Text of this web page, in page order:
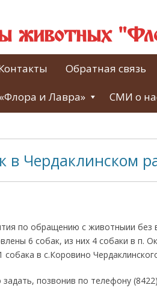
животных
Обратная связь
и Лавра» СМИ о
в Чердаклинском
по обращению с животныии без
6 собак, из них 4 собаки в п.
в с.Коровино
позвонив по телефону